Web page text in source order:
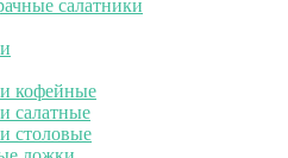
салатники
кофейные
салатные
столовые